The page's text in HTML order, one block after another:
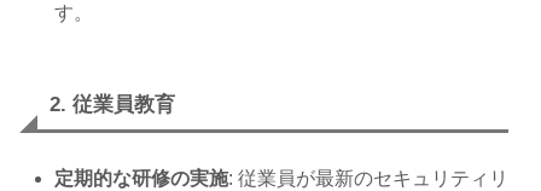
す。
2. 従業員教育
定期的な研修の実施: 従業員が最新のセキュリティリ